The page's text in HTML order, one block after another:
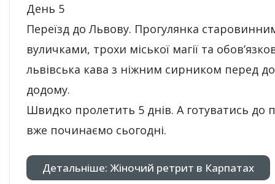
День 5
Переїзд до Львову. Прогулянка
вуличками, трохи міської магії та
львівська кава з ніжним сирником перед
додому.
Швидко пролетить 5 днів. А готуватись до
вже починаємо сьогодні.
Детальніше: Жіночий ретрит в Карпатах